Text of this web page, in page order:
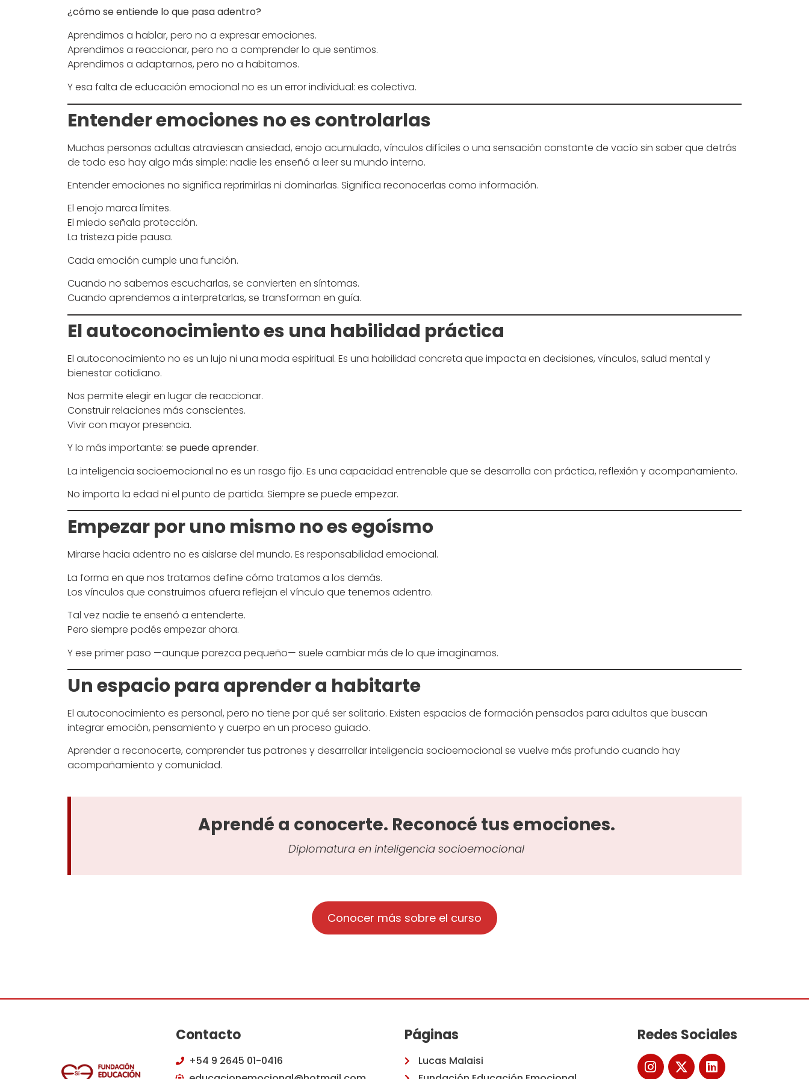
¿cómo se entiende lo que pasa adentro?
Aprendimos a hablar, pero no a expresar emociones.
Aprendimos a reaccionar, pero no a comprender lo que sentimos.
Aprendimos a adaptarnos, pero no a habitarnos.
Y esa falta de educación emocional no es un error individual: es colectiva.
Entender emociones no es controlarlas
Muchas personas adultas atraviesan ansiedad, enojo acumulado, vínculos difíciles o una sensación constante de vacío sin saber que detrás
de todo eso hay algo más simple: nadie les enseñó a leer su mundo interno.
Entender emociones no significa reprimirlas ni dominarlas. Significa reconocerlas como información.
El enojo marca límites.
El miedo señala protección.
La tristeza pide pausa.
Cada emoción cumple una función.
Cuando no sabemos escucharlas, se convierten en síntomas.
Cuando aprendemos a interpretarlas, se transforman en guía.
El autoconocimiento es una habilidad práctica
El autoconocimiento no es un lujo ni una moda espiritual. Es una habilidad concreta que impacta en decisiones, vínculos, salud mental y
bienestar cotidiano.
Nos permite elegir en lugar de reaccionar.
Construir relaciones más conscientes.
Vivir con mayor presencia.
Y lo más importante: se puede aprender.
La inteligencia socioemocional no es un rasgo fijo. Es una capacidad entrenable que se desarrolla con práctica, reflexión y acompañamiento.
No importa la edad ni el punto de partida. Siempre se puede empezar.
Empezar por uno mismo no es egoísmo
Mirarse hacia adentro no es aislarse del mundo. Es responsabilidad emocional.
La forma en que nos tratamos define cómo tratamos a los demás.
Los vínculos que construimos afuera reflejan el vínculo que tenemos adentro.
Tal vez nadie te enseñó a entenderte.
Pero siempre podés empezar ahora.
Y ese primer paso —aunque parezca pequeño— suele cambiar más de lo que imaginamos.
Un espacio para aprender a habitarte
El autoconocimiento es personal, pero no tiene por qué ser solitario. Existen espacios de formación pensados para adultos que buscan
integrar emoción, pensamiento y cuerpo en un proceso guiado.
Aprender a reconocerte, comprender tus patrones y desarrollar inteligencia socioemocional se vuelve más profundo cuando hay
acompañamiento y comunidad.
Aprendé a conocerte. Reconocé tus emociones.
Diplomatura en inteligencia socioemocional
Conocer más sobre el curso
Contacto
+54 9 2645 01-0416
Páginas
Lucas Malaisi
Redes Sociales